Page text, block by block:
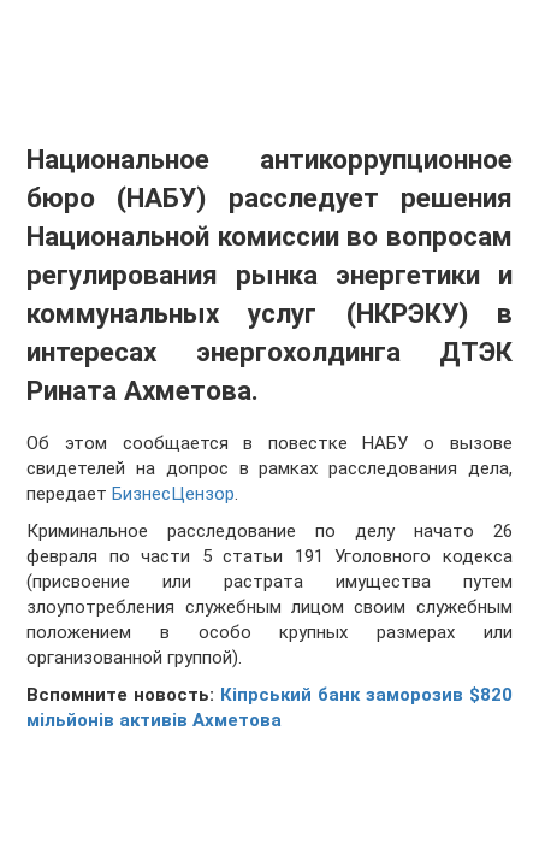
Национальное антикоррупционное
бюро (НАБУ) расследует решения
Национальной комиссии во вопросам
регулирования рынка энергетики и
коммунальных услуг (НКРЭКУ) в
интересах энергохолдинга ДТЭК
Рината Ахметова.
Об этом сообщается в повестке НАБУ о вызове
свидетелей на допрос в рамках расследования дела,
передает БизнесЦензор.
Криминальное расследование по делу начато 26
февраля по части 5 статьи 191 Уголовного кодекса
(присвоение или растрата имущества путем
злоупотребления служебным лицом своим служебным
положением в особо крупных размерах или
организованной группой).
Вспомните новость: Кіпрський банк заморозив $820
мільйонів активів Ахметова